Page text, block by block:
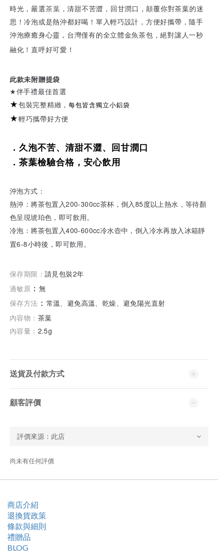
時光，嚴選茶葉 ，清甜不苦澀，回甘潤口，顛覆你對茶葉的迷
思！冷泡或是熱沖都好喝！單入輕巧設計，方便好攜帶，隨手
沖泡療癒身心靈，台灣僅有的全立體金魚茶包，絕對讓人一秒
融化！直呼好可愛！
此款未附贈提袋
★伴手禮最佳首選
★包裝完整精緻，每包皆含獨立小鋁袋
★輕巧攜帶好方便
．久泡不苦、清甜不澀、回甘潤口
．茶葉檢驗合格，安心飲用
沖泡方式：
熱沖：將茶包置入200-300cc茶杯，倒入 85度以上熱水，等待顏
色呈現琥珀色，即可飲用。
冷泡：將茶包置入400-600cc冷水壺中，倒入冷水再放入冰箱靜
置6-8小時後，即可飲用。
保存期限： 請見包裝2年
過敏原 ：無
保存方法 ： 常溫、避免高溫、乾燥、避免陽光直射
內容物： 茶葉
內容量： 2.5g
送貨及付款方式
顧客評價
尚未有任何評價
商店介紹
退換貨政策
條款與細則
禮贈品
BLOG